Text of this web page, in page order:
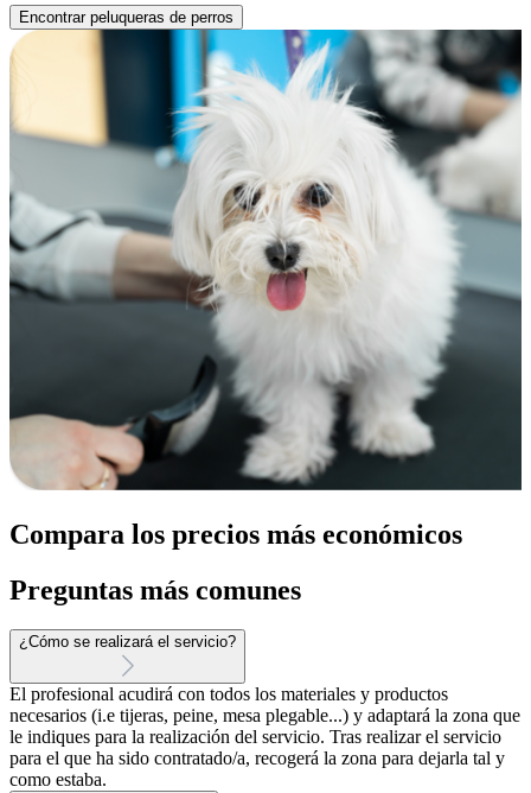
Encontrar peluqueras de perros
Compara los precios más económicos
Preguntas más comunes
¿Cómo se realizará el servicio?
El profesional acudirá con todos los materiales y productos
necesarios (i.e tijeras, peine, mesa plegable...) y adaptará la zona que
le indiques para la realización del servicio. Tras realizar el servicio
para el que ha sido contratado/a, recogerá la zona para dejarla tal y
como estaba.